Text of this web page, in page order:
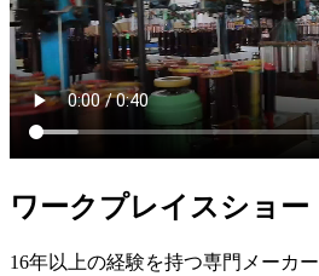
ワークプレイスショー
16年以上の経験を持つ専門メーカー